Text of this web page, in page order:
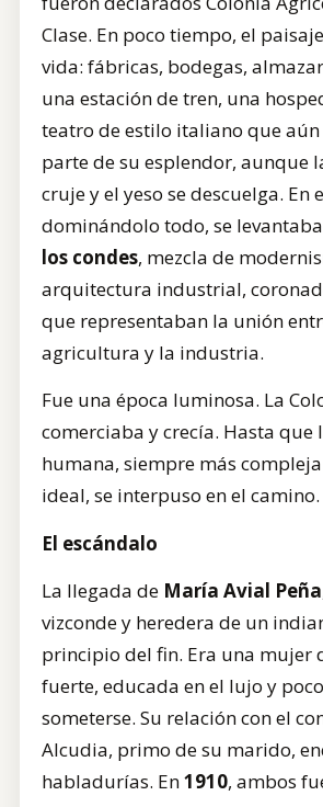
Clase. En poco tiempo, el
vida: fábricas, bodegas,
una estación de tren, una
teatro de estilo italiano que aún
parte de su esplendor, aunque
cruje y el yeso se descuelga. En
dominándolo todo, se
los condes, mezcla de
arquitectura industrial,
que representaban la unión
agricultura y la industria.
Fue una época luminosa. La
comerciaba y crecía. Hasta que
humana, siempre más
ideal, se interpuso en el camino.
El escándalo
La llegada de María Avial Peña
vizconde y heredera de un
principio del fin. Era una mujer
fuerte, educada en el lujo y
someterse. Su relación con el
Alcudia, primo de su marido,
habladurías. En1910, ambos